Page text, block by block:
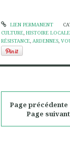
LIEN PERMANENT
CULTURE, HISTOIRE LOCALE
RÉSISTANCE, ARDENNES,
Page précédente
Page